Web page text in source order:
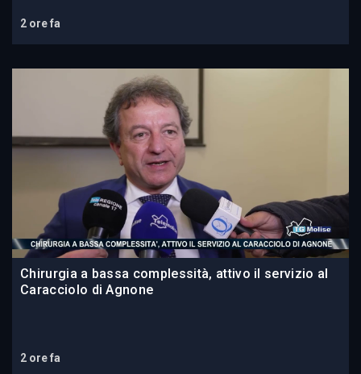
2 ore fa
Chirurgia a bassa complessità, attivo il servizio al
Caracciolo di Agnone
2 ore fa